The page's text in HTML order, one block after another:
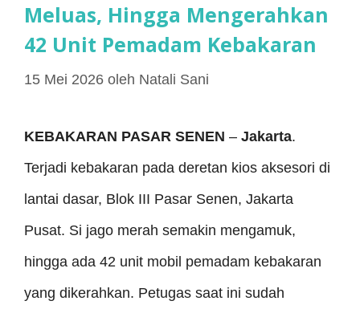
Meluas, Hingga Mengerahkan
42 Unit Pemadam Kebakaran
15 Mei 2026 oleh Natali Sani
KEBAKARAN PASAR SENEN – Jakarta.
Terjadi kebakaran pada deretan kios aksesori di
lantai dasar, Blok III Pasar Senen, Jakarta
Pusat. Si jago merah semakin mengamuk,
hingga ada 42 unit mobil pemadam kebakaran
yang dikerahkan. Petugas saat ini sudah